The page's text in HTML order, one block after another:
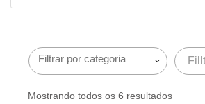
Mostrando todos os 6 resultados